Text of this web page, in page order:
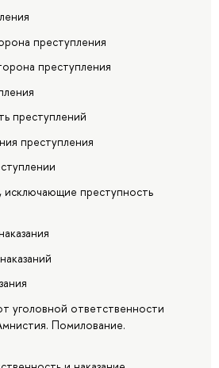
преступления
преступления
преступлений
преступления
исключающие преступность
уголовной ответственности
Помилование.